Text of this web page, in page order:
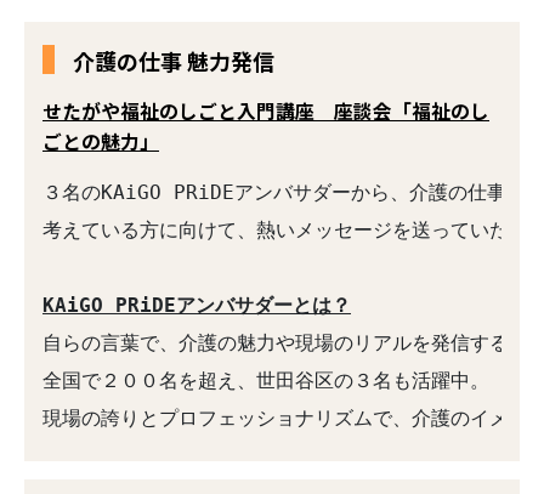
介護の仕事 魅力発信
せたがや福祉のしごと入門講座 座談会「福祉のし
ごとの魅力」
３名のKAiGO PRiDEアンバサダーから、介護の仕事を
考えている方に向けて、熱いメッセージを送っていただ
KAiGO PRiDEアンバサダーとは？
自らの言葉で、介護の魅力や現場のリアルを発信する介
全国で２００名を超え、世田谷区の３名も活躍中。